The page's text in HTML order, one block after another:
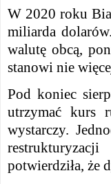
W 2020 roku
miliarda
walutę obcą,
stanowi nie
Pod koniec
utrzymać kurs
wystarczy.
potwierdziła, że